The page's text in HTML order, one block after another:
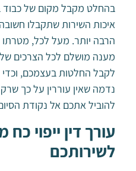
בהחלט מקבל מקום של כבוד
איכות השירות שתקבלו
הרבה יותר. מעל לכל, מטרתו
מענה מושלם לכל הצרכים
לקבל החלטות בעצמכם,
נדמה שאין עוררין על כך שרק
להוביל אתכם אל נקודת
עורך דין ייפוי
לשירותכם